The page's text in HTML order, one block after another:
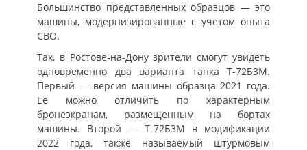
Большинство представленных образцов — это
машины, модернизированные с учетом опыта
СВО.
Так, в Ростове-на-Дону зрители смогут увидеть
одновременно два варианта танка Т-72Б3М.
Первый — версия машины образца 2021 года.
Ее можно отличить по характерным
бронеэкранам, размещенным на бортах
машины. Второй — Т-72Б3М в модификации
2022 года, также называемый штурмовым